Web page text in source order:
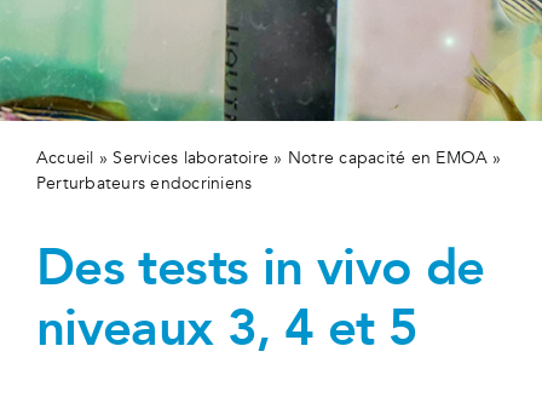
Actualités
Contactez-nous
Accueil » Services laboratoire » Notre capacité en EMOA »
Perturbateurs endocriniens
Des tests in vivo de
niveaux 3, 4 et 5